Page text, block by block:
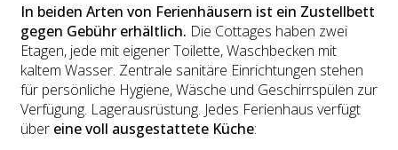
In beiden Arten von Ferienhäusern ist ein Zustellbett
gegen Gebühr erhältlich. Die Cottages haben zwei
Etagen, jede mit eigener Toilette, Waschbecken mit
kaltem Wasser. Zentrale sanitäre Einrichtungen stehen
für persönliche Hygiene, Wäsche und Geschirrspülen zur
Verfügung. Lagerausrüstung. Jedes Ferienhaus verfügt
über eine voll ausgestattete Küche: